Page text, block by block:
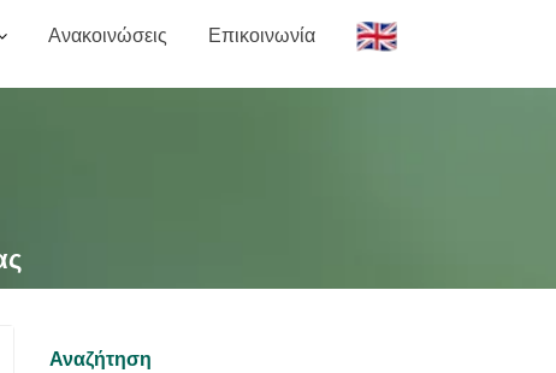
Ανακοινώσεις Επικοινωνία
E
n
Αναζήτηση